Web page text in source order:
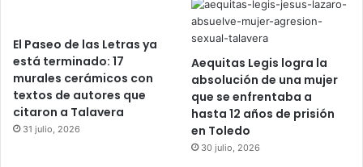
El Paseo de las Letras ya
está terminado: 17
murales cerámicos con
textos de autores que
citaron a Talavera
31 julio, 2026
Aequitas Legis logra la
absolución de una mujer
que se enfrentaba a
hasta 12 años de prisión
en Toledo
30 julio, 2026